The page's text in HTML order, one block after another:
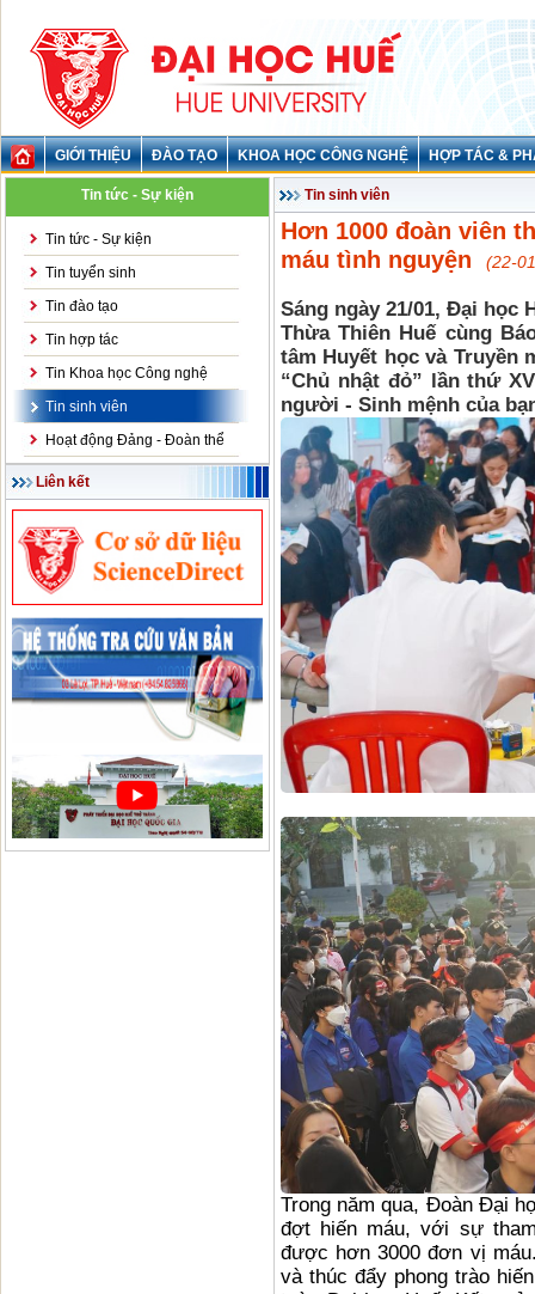
GIỚI THIỆU ĐÀO TẠO KHOA HỌC CÔNG NGHỆ HỢP TÁC &
Tin tức - Sự kiện
Tin tức - Sự kiện
Tin tuyển sinh
Tin đào tạo
Tin hợp tác
Tin Khoa học Công nghệ
Tin sinh viên
Hoạt động Đảng - Đoàn thể
Liên kết
Tin sinh viên
Hơn 1000 đoàn viên
máu tình nguyện
(22-
Sáng ngày 21/01, Đại
Thừa Thiên Huế cùng
tâm Huyết học và Truyền
“Chủ nhật đỏ” lần thứ
người - Sinh mệnh của
Trong năm qua, Đoàn Đại
đợt hiến máu, với sự
được hơn 3000 đơn vị
và thúc đẩy phong trào